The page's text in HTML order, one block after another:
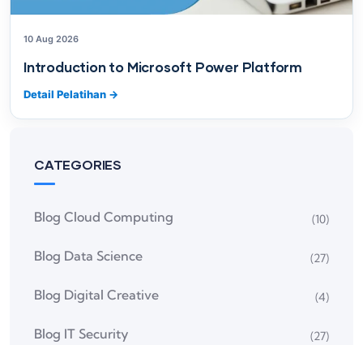
10 Aug 2026
Introduction to Microsoft Power Platform
Detail Pelatihan →
CATEGORIES
Blog Cloud Computing (10)
Blog Data Science (27)
Blog Digital Creative (4)
Blog IT Security (27)